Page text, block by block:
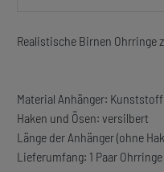
Realistische Birnen Ohrringe
Material Anhänger: Kunststoff
Haken und Ösen: versilbert
Länge der Anhänger (ohne
Lieferumfang: 1 Paar Ohrringe